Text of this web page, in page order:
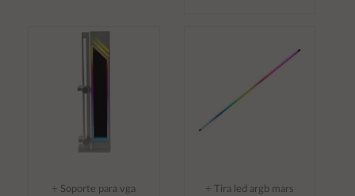
carrito
÷ Soporte para vga
÷ Tira led argb mars